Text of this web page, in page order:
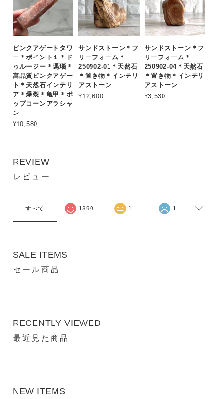
ピンクアゲートタワ
ー＊ポイント１＊ド
ゥルージー＊瑪瑙＊
高品質ピンクアゲー
ト＊天然石インテリ
ア＊爆裂＊亀甲＊ポ
ップコーンアラシャ
ン
¥10,580
サンドストーン＊フ
リーフォーム＊
250902-01＊天然石
＊置き物＊インテリ
アストーン
¥12,600
サンドストーン＊フ
リーフォーム＊
250902-04＊天然石
＊置き物＊インテリ
アストーン
¥3,530
REVIEW
レビュー
すべて 1390 1 1
SALE ITEMS
セール商品
RECENTLY VIEWED
最近見た商品
NEW ITEMS